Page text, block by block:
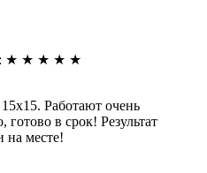
: ★ ★ ★ ★ ★
Работают очень
готово в срок! Результат
на месте!